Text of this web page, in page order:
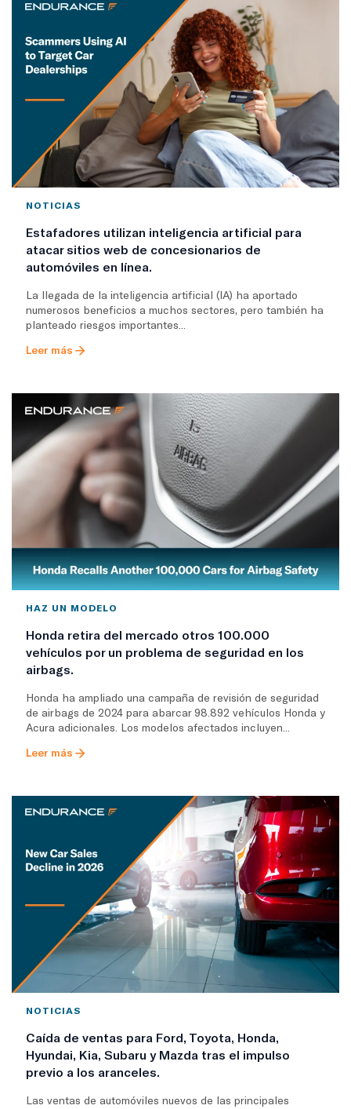
NOTICIAS
Estafadores utilizan inteligencia artificial para
atacar sitios web de concesionarios de
automóviles en línea.
La llegada de la inteligencia artificial (IA) ha aportado
numerosos beneficios a muchos sectores, pero también ha
planteado riesgos importantes...
Leer más
HAZ UN MODELO
Honda retira del mercado otros 100.000
vehículos por un problema de seguridad en los
airbags.
Honda ha ampliado una campaña de revisión de seguridad
de airbags de 2024 para abarcar 98.892 vehículos Honda y
Acura adicionales. Los modelos afectados incluyen...
Leer más
NOTICIAS
Caída de ventas para Ford, Toyota, Honda,
Hyundai, Kia, Subaru y Mazda tras el impulso
previo a los aranceles.
Las ventas de automóviles nuevos de las principales